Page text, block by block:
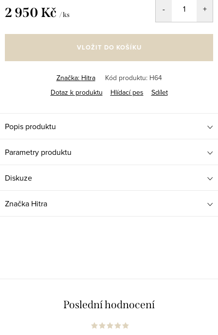
2 950 Kč / ks
cena:
VLOŽIT DO KOŠÍKU
Značka: Hitra Kód produktu: H64
Dotaz k produktu
Hlídací pes Sdílet
Popis produktu
Parametry produktu
Diskuze
Značka Hitra
Poslední hodnocení